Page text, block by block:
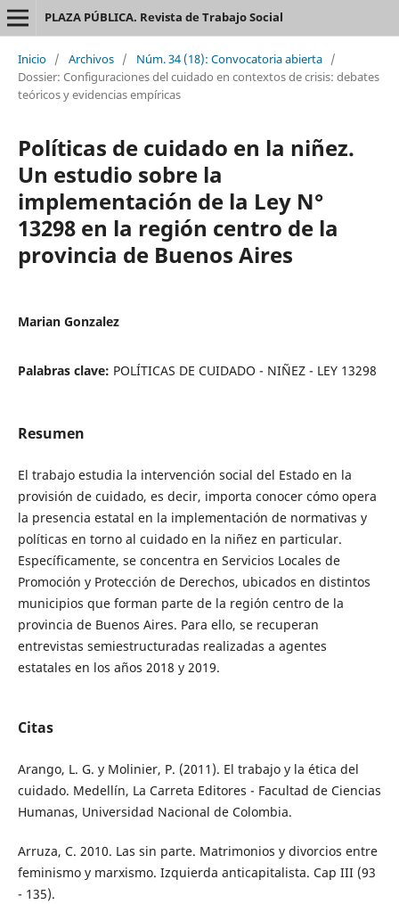
PLAZA PÚBLICA. Revista de Trabajo Social
Inicio / Archivos / Núm. 34 (18): Convocatoria abierta /
Dossier: Configuraciones del cuidado en contextos de crisis: debates
teóricos y evidencias empíricas
Políticas de cuidado en la niñez.
Un estudio sobre la
implementación de la Ley N°
13298 en la región centro de la
provincia de Buenos Aires
Marian Gonzalez
Palabras clave: POLÍTICAS DE CUIDADO - NIÑEZ - LEY 13298
Resumen
El trabajo estudia la intervención social del Estado en la
provisión de cuidado, es decir, importa conocer cómo opera
la presencia estatal en la implementación de normativas y
políticas en torno al cuidado en la niñez en particular.
Específicamente, se concentra en Servicios Locales de
Promoción y Protección de Derechos, ubicados en distintos
municipios que forman parte de la región centro de la
provincia de Buenos Aires. Para ello, se recuperan
entrevistas semiestructuradas realizadas a agentes
estatales en los años 2018 y 2019.
Citas
Arango, L. G. y Molinier, P. (2011). El trabajo y la ética del
cuidado. Medellín, La Carreta Editores - Facultad de Ciencias
Humanas, Universidad Nacional de Colombia.
Arruza, C. 2010. Las sin parte. Matrimonios y divorcios entre
feminismo y marxismo. Izquierda anticapitalista. Cap III (93
- 135).